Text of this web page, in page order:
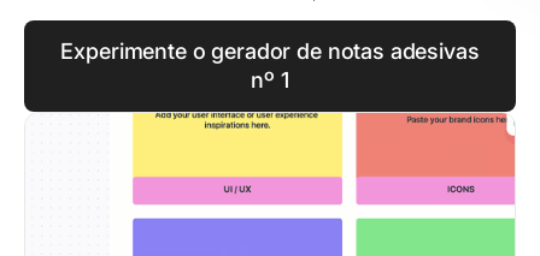
Experimente o gerador de notas adesivas
nº 1